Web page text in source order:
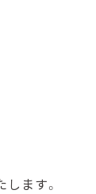
ます。